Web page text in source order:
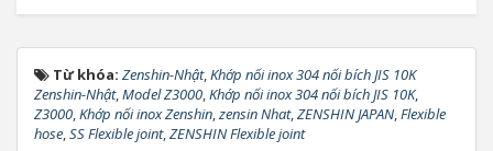
Từ khóa: Zenshin-Nhật,Khớp nối inox 304 nối bích JIS 10K
Zenshin-Nhật,Model Z3000,Khớp nối inox 304 nối bích JIS 10K,
Z3000,Khớp nối inox Zenshin,zensin Nhat,ZENSHIN JAPAN,Flexible
hose,SS Flexible joint,ZENSHIN Flexible joint